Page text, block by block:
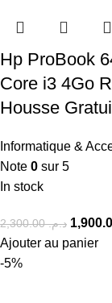
Hp ProBook
Core i3 4Go
Housse
Informatique &
Note 0 sur 5
In stock
د.م.2,300.00
Ajouter au panier
-5%